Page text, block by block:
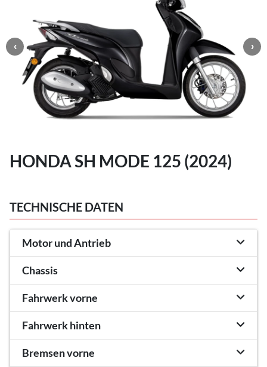
HONDA SH MODE 125 (2024)
TECHNISCHE DATEN
Motor und Antrieb
Chassis
Fahrwerk vorne
Fahrwerk hinten
Bremsen vorne